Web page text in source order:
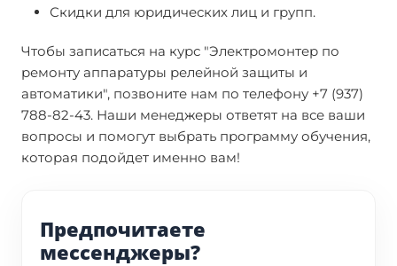
Скидки для юридических лиц и групп.
Чтобы записаться на курс "Электромонтер по
ремонту аппаратуры релейной защиты и
автоматики", позвоните нам по телефону +7 (937)
788-82-43. Наши менеджеры ответят на все ваши
вопросы и помогут выбрать программу обучения,
которая подойдет именно вам!
Предпочитаете
мессенджеры?